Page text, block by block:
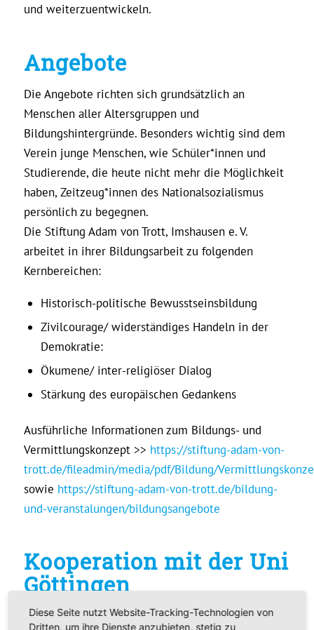
und weiterzuentwickeln.
Angebote
Die Angebote richten sich grundsätzlich an
Menschen aller Altersgruppen und
Bildungshintergründe. Besonders wichtig sind dem
Verein junge Menschen, wie Schüler*innen und
Studierende, die heute nicht mehr die Möglichkeit
haben, Zeitzeug*innen des Nationalsozialismus
persönlich zu begegnen.
Die Stiftung Adam von Trott, Imshausen e. V.
arbeitet in ihrer Bildungsarbeit zu folgenden
Kernbereichen:
Historisch-politische Bewusstseinsbildung
Zivilcourage/ widerständiges Handeln in der
Demokratie:
Ökumene/ inter-religiöser Dialog
Stärkung des europäischen Gedankens
Ausführliche Informationen zum Bildungs- und
Vermittlungskonzept >> https://stiftung-adam-von-
trott.de/fileadmin/media/pdf/Bildung/
sowie https://stiftung-adam-von-trott.de/bildung-
und-veranstalungen/bildungsangebote
Kooperation mit der Uni
Göttingen
Seit 2017 ist Imshausen in einer durch die
Diese Seite nutzt Website-Tracking-Technologien von
Dritten, um ihre Dienste anzubieten, stetig zu